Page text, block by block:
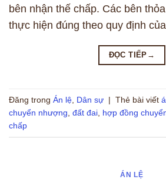
bên nhận thế chấp. Các bên
thực hiện đúng theo quy định
ĐỌC TIẾP →
Đăng trong Án lệ Dân sự | Thẻ bài viết
chuyển nhượng đất đai hợp đồng
chấp
ÁN LỆ